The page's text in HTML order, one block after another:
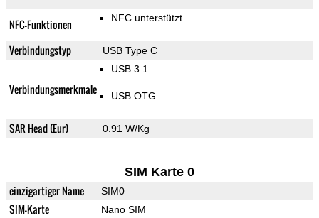
NFC-Funktionen NFC unterstützt
Verbindungstyp USB Type C
Verbindungsmerkmale
USB 3.1
USB OTG
SAR Head (Eur) 0.91 W/Kg
SIM Karte 0
einzigartiger Name SIM0
SIM-Karte Nano SIM